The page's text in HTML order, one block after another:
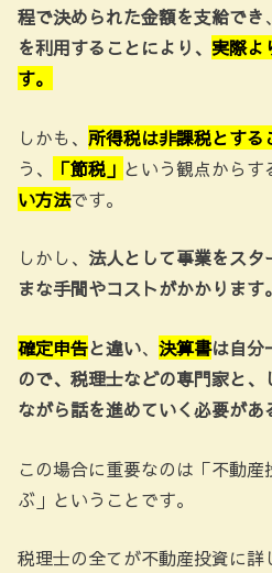
程で決められた金額を支給でき、
を利用することにより、 実際よ
す。
しかも、 所得税は非課税とする
う、
「節税」 という観点からす
い方法です。
しかし、 法人として事業をス
まな手間やコストがかかります。
確定申告と違い、 決算書は自分
ので、税理士などの専門家と
ながら話を進めていく必要があ
この場合に重要なのは「不動
ぶ」ということです。
税理士の全てが不動産投資に